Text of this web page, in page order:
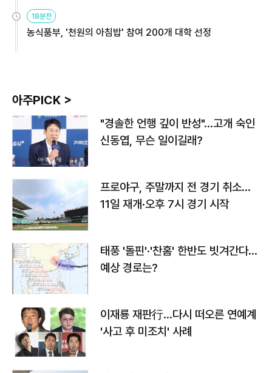
원
18분전
농식품부, '천원의 아침밥' 참여 200개 대학 선정
아주PICK >
"경솔한 언행 깊이 반성"…고개 숙인
신동엽, 무슨 일이길래?
프로야구, 주말까지 전 경기 취소…
11일 재개·오후 7시 경기 시작
태풍 '돌핀'·'찬홈' 한반도 빗겨간다…
예상 경로는?
이재룡 재판行…다시 떠오른 연예계
'사고 후 미조치' 사례